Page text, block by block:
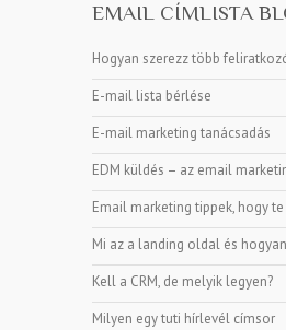
EMAIL CÍMLISTA
Hogyan szerezz több
E-mail lista bérlése
E-mail marketing tanácsadás
EDM küldés – az email
Email marketing tippek, hogy
Mi az a landing oldal és
Kell a CRM, de melyik legyen?
Milyen egy tuti hírlevél címsor